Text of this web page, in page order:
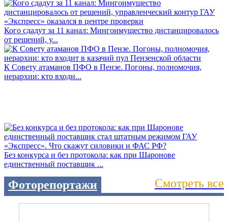
Кого сдадут за 11 канал: Мингоимущество дистанцировалось
от решений, у...
К Совету атаманов ПФО в Пензе. Погоны, полномочия,
иерархии: кто входи...
Без конкурса и без протокола: как при Шаронове
единственный поставщик ...
Фоторепортажи Смотреть все